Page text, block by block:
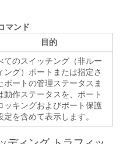
マンド
目的
てのスイッチング（非ルー
ング）ポートまたは指定さ
ポートの管理ステータスま
動作ステータスを、ポート
ッキングおよびポート保護
定を含めて表示します。